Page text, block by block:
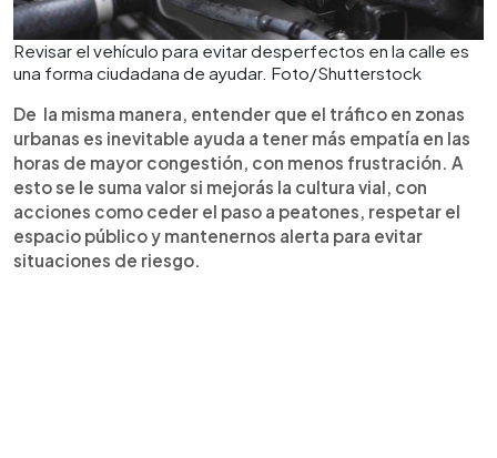
Revisar el vehículo para evitar desperfectos en la calle es
una forma ciudadana de ayudar. Foto/Shutterstock
De la misma manera, entender que el tráfico en zonas
urbanas es inevitable ayuda a tener más empatía en las
horas de mayor congestión, con menos frustración. A
esto se le suma valor si mejorás la cultura vial, con
acciones como ceder el paso a peatones, respetar el
espacio público y mantenernos alerta para evitar
situaciones de riesgo.